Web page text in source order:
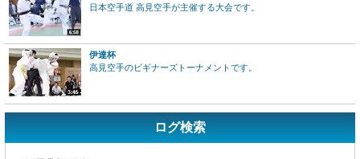
日本空手道 高見空手が主催する大会です。
伊達杯
高見空手のビギナーズトーナメントです。
ログ検索